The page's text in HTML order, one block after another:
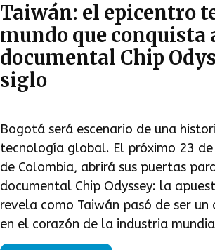
Taiwán: el epicentro
mundo que conquista
documental Chip
siglo
Bogotá será escenario de una
tecnología global. El próximo 23
de Colombia, abrirá sus puertas
documental Chip Odyssey: la
revela como Taiwán pasó de ser
en el corazón de la industria